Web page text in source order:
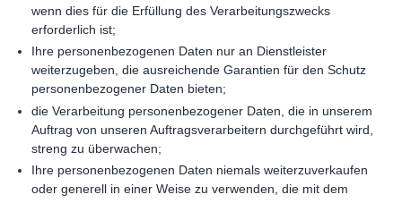
wenn dies für die Erfüllung des Verarbeitungszwecks
erforderlich ist;
Ihre personenbezogenen Daten nur an Dienstleister
weiterzugeben, die ausreichende Garantien für den Schutz
personenbezogener Daten bieten;
die Verarbeitung personenbezogener Daten, die in unserem
Auftrag von unseren Auftragsverarbeitern durchgeführt wird,
streng zu überwachen;
Ihre personenbezogenen Daten niemals weiterzuverkaufen
oder generell in einer Weise zu verwenden, die mit dem